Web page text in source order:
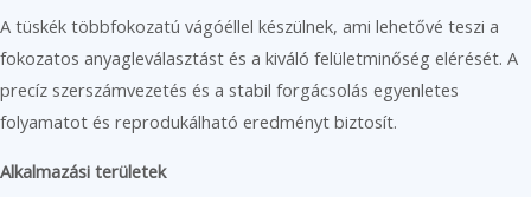
A tüskék többfokozatú vágóéllel készülnek, ami lehetővé teszi a
fokozatos anyagleválasztást és a kiváló felületminőség elérését. A
precíz szerszámvezetés és a stabil forgácsolás egyenletes
folyamatot és reprodukálható eredményt biztosít.
Alkalmazási területek